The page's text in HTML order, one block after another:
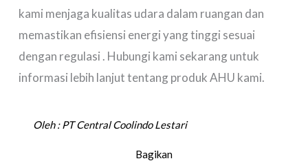
kami menjaga kualitas udara dalam ruangan dan
memastikan efisiensi energi yang tinggi sesuai
dengan regulasi . Hubungi kami sekarang untuk
informasi lebih lanjut tentang produk AHU kami.
Oleh :PT Central Coolindo Lestari
Bagikan